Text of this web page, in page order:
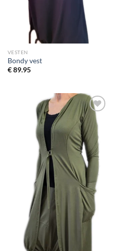
VESTEN
Bondy vest
€89.95
Toevoegen
wenslijst